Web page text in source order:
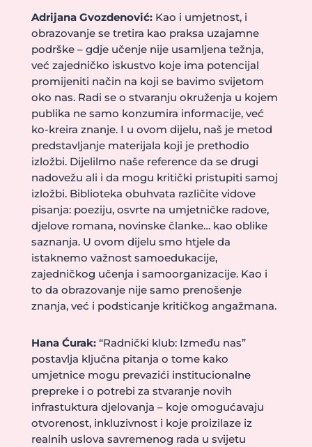
Adrijana Gvozdenović:Kao i umjetnost, i
obrazovanje se tretira kao praksa uzajamne
podrške – gdje učenje nije usamljena težnja,
već zajedničko iskustvo koje ima potencijal
promijeniti način na koji se bavimo svijetom
oko nas. Radi se o stvaranju okruženja u kojem
publika ne samo konzumira informacije, već
ko-kreira znanje. I u ovom dijelu, naš je metod
predstavljanje materijala koji je prethodio
izložbi. Dijelilmo naše reference da se drugi
nadovežu ali i da mogu kritički pristupiti samoj
izložbi. Biblioteka obuhvata različite vidove
pisanja: poeziju, osvrte na umjetničke radove,
djelove romana, novinske članke… kao oblike
saznanja. U ovom dijelu smo htjele da
istaknemo važnost samoedukacije,
zajedničkog učenja i samoorganizacije. Kao i
to da obrazovanje nije samo prenošenje
znanja, već i podsticanje kritičkog angažmana.
Hana Ćurak:“Radnički klub: Između nas”
postavlja ključna pitanja o tome kako
umjetnice mogu prevazići institucionalne
prepreke i o potrebi za stvaranje novih
infrastuktura djelovanja – koje omogućavaju
otvorenost, inkluzivnost i koje proizilaze iz
realnih uslova savremenog rada u svijetu